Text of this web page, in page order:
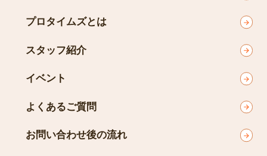
プロタイムズとは
スタッフ紹介
イベント
よくあるご質問
お問い合わせ後の流れ